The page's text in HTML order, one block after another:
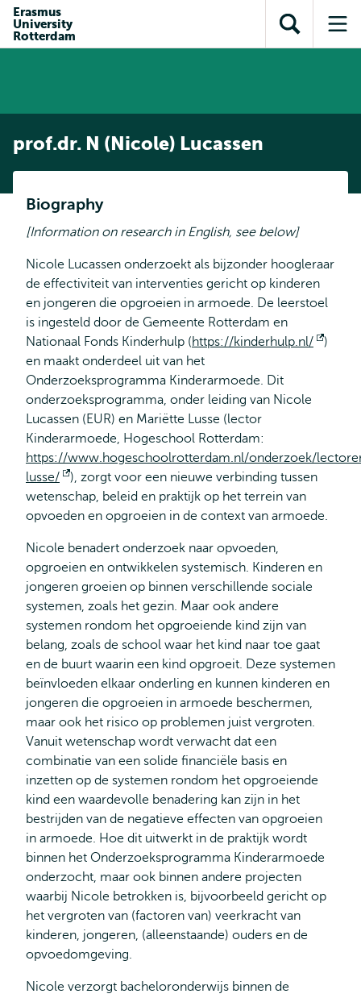
content
search
subnavigation
Erasmus
University
Rotterdam
Open
search
prof.dr. N (Nicole) Lucassen
Biography
[Information on research in English, see below]
Nicole Lucassen onderzoekt als bijzonder hoogleraar
de effectiviteit van interventies gericht op kinderen
en jongeren die opgroeien in armoede. De leerstoel
is ingesteld door de Gemeente Rotterdam en
Nationaal Fonds Kinderhulp (https://kinderhulp.nl/
Opens
)
en maakt onderdeel uit van het
Onderzoeksprogramma Kinderarmoede. Dit
onderzoeksprogramma, onder leiding van Nicole
Lucassen (EUR) en Mariëtte Lusse (lector
Kinderarmoede, Hogeschool Rotterdam:
https://www.hogeschoolrotterdam.nl/onderzoek/
lusse/
Opens
external
), zorgt voor een nieuwe verbinding tussen
wetenschap, beleid en praktijk op het terrein van
opvoeden en opgroeien in de context van armoede.
Nicole benadert onderzoek naar opvoeden,
opgroeien en ontwikkelen systemisch. Kinderen en
jongeren groeien op binnen verschillende sociale
systemen, zoals het gezin. Maar ook andere
systemen rondom het opgroeiende kind zijn van
belang, zoals de school waar het kind naar toe gaat
en de buurt waarin een kind opgroeit. Deze systemen
beïnvloeden elkaar onderling en kunnen kinderen en
jongeren die opgroeien in armoede beschermen,
maar ook het risico op problemen juist vergroten.
Vanuit wetenschap wordt verwacht dat een
combinatie van een solide financiële basis en
inzetten op de systemen rondom het opgroeiende
kind een waardevolle benadering kan zijn in het
bestrijden van de negatieve effecten van opgroeien
in armoede. Hoe dit uitwerkt in de praktijk wordt
binnen het Onderzoeksprogramma Kinderarmoede
onderzocht, maar ook binnen andere projecten
waarbij Nicole betrokken is, bijvoorbeeld gericht op
het vergroten van (factoren van) veerkracht van
kinderen, jongeren, (alleenstaande) ouders en de
opvoedomgeving.
Nicole verzorgt bacheloronderwijs binnen de